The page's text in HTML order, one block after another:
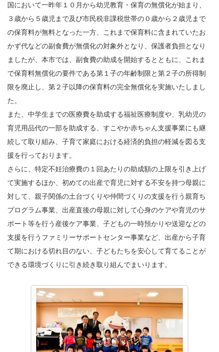
国において一昨年１０月から幼児教育・保育の無償化が始まり、
３歳から５歳児まで及び市民税非課税世帯の０歳から２歳児まで
の保育料が無料となった一方、これまで保育料に含まれていたお
かず代などの副食費が無償化の対象外となり、保護者負担となり
ましたが、本市では、副食費の助成を開始するとともに、これま
で保育料無償化の要件である第１子の年齢制限と第２子の所得制
限を廃止し、第２子以降の保育料の完全無償化を実施いたしまし
た。
また、中学生までの医療費を助成する福祉医療制度や、乳幼児の
育児用品代の一部を助成する、すこやか赤ちゃん支援事業にも継
続して取り組み、子育て家庭における経済的負担の軽減を図る支
援を行っております。
さらに、特定不妊治療費の１回あたりの助成額の上限を引き上げ
て実施するほか、初めての出産で育児に対する不安を持つ母親に
対して、親子関係の土台づくりや仲間づくりの支援を行う親育ち
プログラム事業、出産直後の母親に対して心身のケアや育児のサ
ポート等を行う産後ケア事業、子どもの一時預かりや送迎などの
支援を行うファミリーサポートセンター事業など、出産から子育
て期における切れ目のない、子どもたちを安心して育てることが
できる環境づくりに引き続き取り組んでまいります。